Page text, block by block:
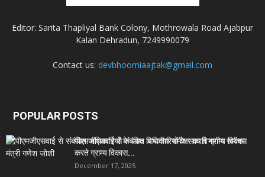
Editor: Sarita Thapliyal Bank Colony, Mothrowala Road Ajabpur
Kalan Dehradun, 7249990079
Contact us: devbhoomiaajtak@gmail.com
POPULAR POSTS
पीएमजीएसवाई से संबंधित अधिकारियों के साथ विभागीय समीक्षा
करते ग्राम्य विकास...
December 17, 2025